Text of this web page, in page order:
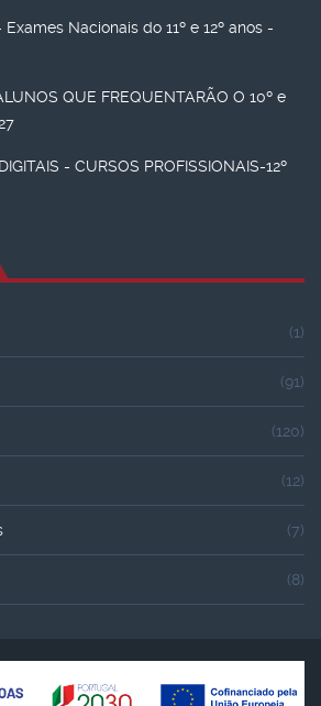
Nacionais do 11º e 12º anos -
QUE FREQUENTARÃO O 10º e
- CURSOS PROFISSIONAIS-12º
(1)
(91)
(120)
(12)
(7)
(8)